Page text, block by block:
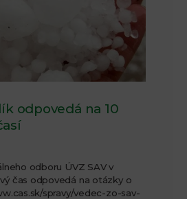
odpovedá na 10
odboru ÚVZ SAV v
čas odpovedá na otázky o
spravy/vedec-zo-sav-